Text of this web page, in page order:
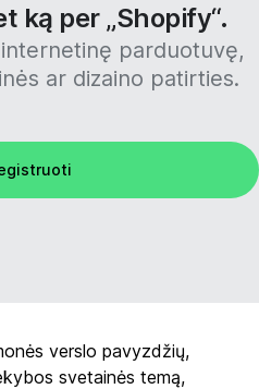
ką per „Shopify“.
parduotuvę,
ar dizaino patirties.
verslo pavyzdžių,
svetainės temą,